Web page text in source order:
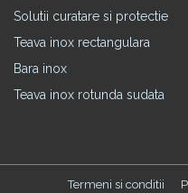
Solutii curatare si protectie
Teava inox rectangulara
Bara inox
Teava inox rotunda sudata
Termeni si conditii